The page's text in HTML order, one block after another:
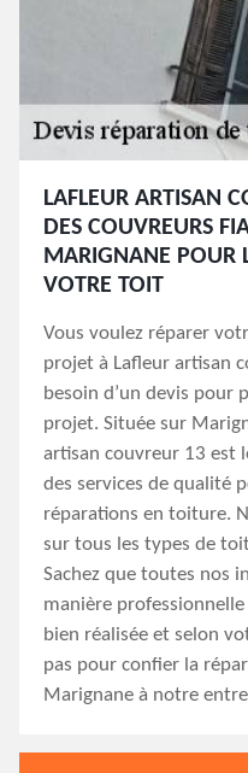
LAFLEUR ARTISAN
DES COUVREURS
MARIGNANE POUR
VOTRE TOIT
Vous voulez réparer
projet à Lafleur artisan
besoin d’un devis pour
projet. Située sur
artisan couvreur 13 est
des services de qualité
réparations en toiture.
sur tous les types de
Sachez que toutes nos
manière
bien réalisée et selon
pas pour confier la
Marignane à notre